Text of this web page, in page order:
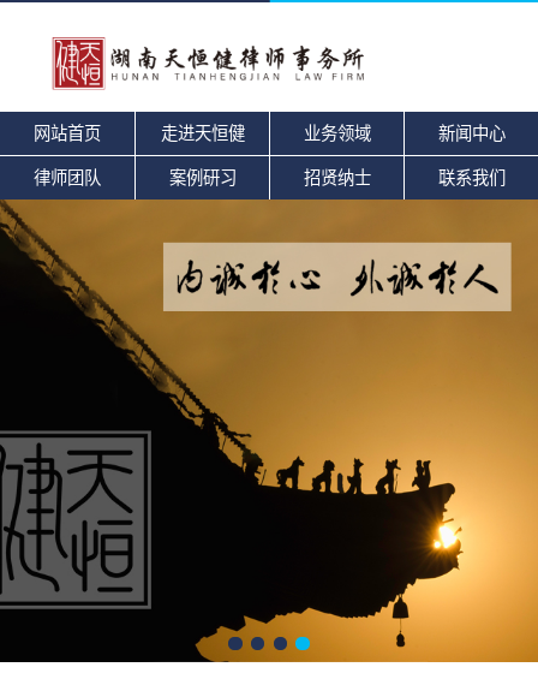
网站首页 走进天恒健 业务领域 新闻中心
律师团队 案例研习 招贤纳士 联系我们